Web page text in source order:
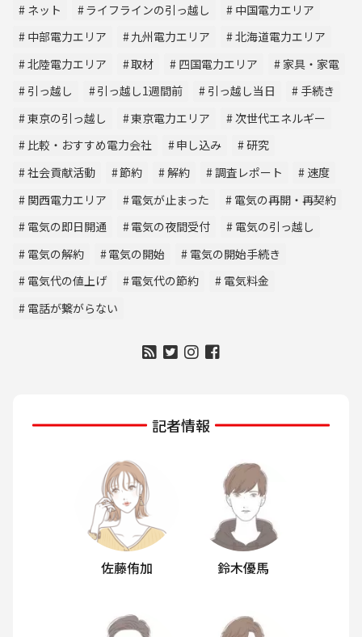
ネット
ライフラインの引っ越し
中国電力エリア
中部電力エリア
九州電力エリア
北海道電力エリア
北陸電力エリア
取材 四国電力エリア
家具・家電
引っ越し
引っ越し1週間前 引っ越し当日
手続き
東京の引っ越し
東京電力エリア
次世代エネルギー
比較・おすすめ電力会社
申し込み
研究
社会貢献活動
節約 解約 調査レポート
速度
関西電力エリア
電気が止まった
電気の再開・再契約
電気の即日開通
電気の夜間受付
電気の引っ越し
電気の解約
電気の開始
電気の開始手続き
電気代の値上げ
電気代の節約
電気料金
電話が繋がらない
記者情報
佐藤侑加 鈴木優馬